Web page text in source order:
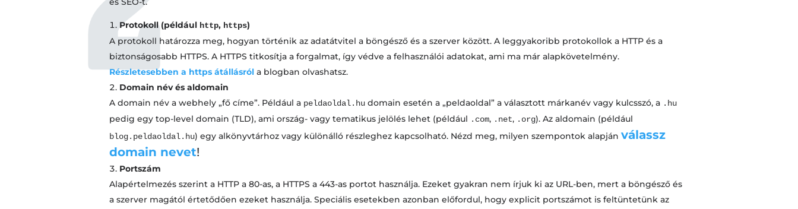
Protokoll (például http, https)
A protokoll határozza meg, hogyan történik az adatátvitel a böngésző és a szerver között. A leggyakoribb protokollok a HTTP és a
biztonságosabb HTTPS. A HTTPS titkosítja a forgalmat, így védve a felhasználói adatokat, ami ma már alapkövetelmény.
Részletesebben a https átállásról a blogban olvashatsz.
Domain név és aldomain
A domain név a webhely „fő címe”. Például a peldaoldal.hu domain esetén a „peldaoldal” a választott márkanév vagy kulcsszó, a .hu
pedig egy top-level domain (TLD), ami ország- vagy tematikus jelölés lehet (például .com, .net, .org). Az aldomain (például
blog.peldaoldal.hu) egy alkönyvtárhoz vagy különálló részleghez kapcsolható. Nézd meg, milyen szempontok alapjánválassz
domain nevet!
Portszám
Alapértelmezés szerint a HTTP a 80-as, a HTTPS a 443-as portot használja. Ezeket gyakran nem írjuk ki az URL-ben, mert a böngésző és
a szerver magától értetődően ezeket használja. Speciális esetekben azonban előfordul, hogy explicit portszámot is feltüntetünk az